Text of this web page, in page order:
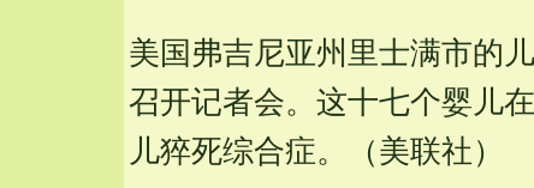
美国弗吉尼亚州里士满市的
召开记者会。这十七个婴儿
儿猝死综合症。（美联社）